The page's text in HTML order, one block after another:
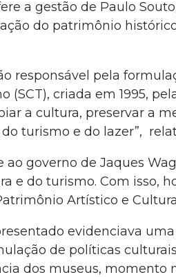
a gestão de Paulo
do patrimônio
responsável pela
(SCT), criada em 1995,
a cultura, preservar a
turismo e do lazer”,
governo de Jaques
e do turismo. Com isso,
Artístico e
evidenciava
de políticas
dos museus, momento